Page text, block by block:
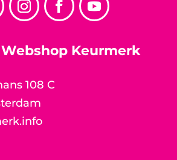
Keurmerk
108 C